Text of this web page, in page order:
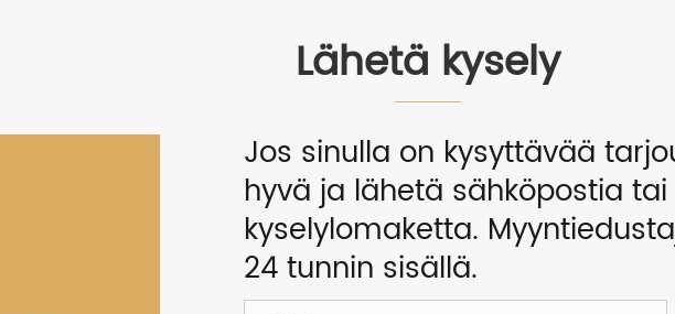
Lähetä kysely
Jos sinulla on kysyttävää
hyvä ja lähetä sähköpostia
kyselylomaketta.
24 tunnin sisällä.